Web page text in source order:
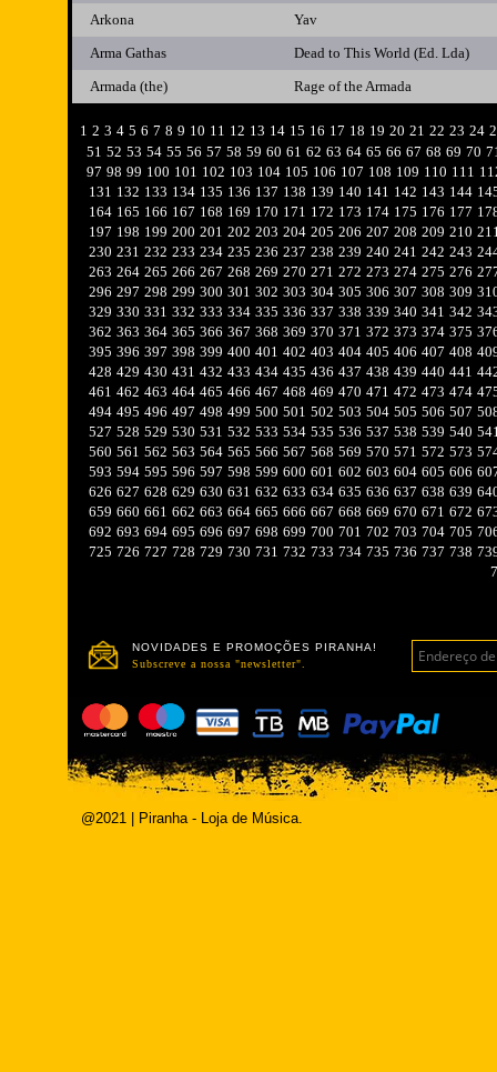
Arkona
Yav
Arma Gathas
Dead to This World (Ed. Lda)
Armada (the)
Rage of the Armada
1 2 3 4 5 6 7 8 9 10 11 12 13 14 15 16 17 18 19 20 21 22 23 24
51 52 53 54 55 56 57 58 59 60 61 62 63 64 65 66 67 68 69 70
97 98 99 100 101 102 103 104 105 106 107 108 109 110 111
131 132 133 134 135 136 137 138 139 140 141 142 143 144
164 165 166 167 168 169 170 171 172 173 174 175 176 177
197 198 199 200 201 202 203 204 205 206 207 208 209 210
230 231 232 233 234 235 236 237 238 239 240 241 242 243
263 264 265 266 267 268 269 270 271 272 273 274 275 276
296 297 298 299 300 301 302 303 304 305 306 307 308 309
329 330 331 332 333 334 335 336 337 338 339 340 341 342
362 363 364 365 366 367 368 369 370 371 372 373 374 375
395 396 397 398 399 400 401 402 403 404 405 406 407 408
428 429 430 431 432 433 434 435 436 437 438 439 440 441
461 462 463 464 465 466 467 468 469 470 471 472 473 474
494 495 496 497 498 499 500 501 502 503 504 505 506 507
527 528 529 530 531 532 533 534 535 536 537 538 539 540
560 561 562 563 564 565 566 567 568 569 570 571 572 573
593 594 595 596 597 598 599 600 601 602 603 604 605 606
626 627 628 629 630 631 632 633 634 635 636 637 638 639
659 660 661 662 663 664 665 666 667 668 669 670 671 672
692 693 694 695 696 697 698 699 700 701 702 703 704 705
725 726 727 728 729 730 731 732 733 734 735 736 737 738
NOVIDADES E PROMOÇÕES PIRANHA!
Subscreve a nossa "newsletter".
@2021 | Piranha - Loja de Música.